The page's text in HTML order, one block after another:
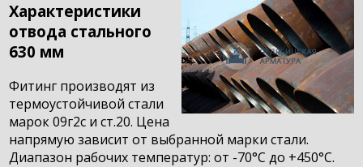
Характеристики
отвода стального
630 мм
Фитинг производят из
термоустойчивой стали
марок 09г2с и ст.20. Цена
напрямую зависит от выбранной марки стали.
Диапазон рабочих температур: от -70°С до +450°C.